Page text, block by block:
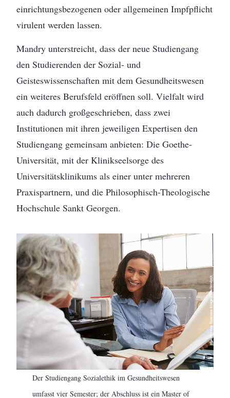
einrichtungsbezogenen oder allgemeinen Impfpflicht
virulent werden lassen.
Mandry unterstreicht, dass der neue Studiengang
den Studierenden der Sozial- und
Geisteswissenschaften mit dem Gesundheitswesen
ein weiteres Berufsfeld eröffnen soll. Vielfalt wird
auch dadurch großgeschrieben, dass zwei
Institutionen mit ihren jeweiligen Expertisen den
Studiengang gemeinsam anbieten: Die Goethe-
Universität, mit der Klinikseelsorge des
Universitätsklinikums als einer unter mehreren
Praxispartnern, und die Philosophisch-Theologische
Hochschule Sankt Georgen.
Der Studiengang Sozialethik im Gesundheitswesen
umfasst vier Semester; der Abschluss ist ein Master of